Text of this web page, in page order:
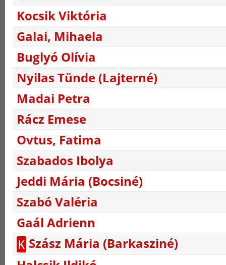
Kocsik Viktória
Galai, Mihaela
Buglyó Olívia
Nyilas Tünde (Lajterné)
Madai Petra
Rácz Emese
Ovtus, Fatima
Szabados Ibolya
Jeddi Mária (Bocsiné)
Szabó Valéria
Gaál Adrienn
K Szász Mária (Barkasziné)